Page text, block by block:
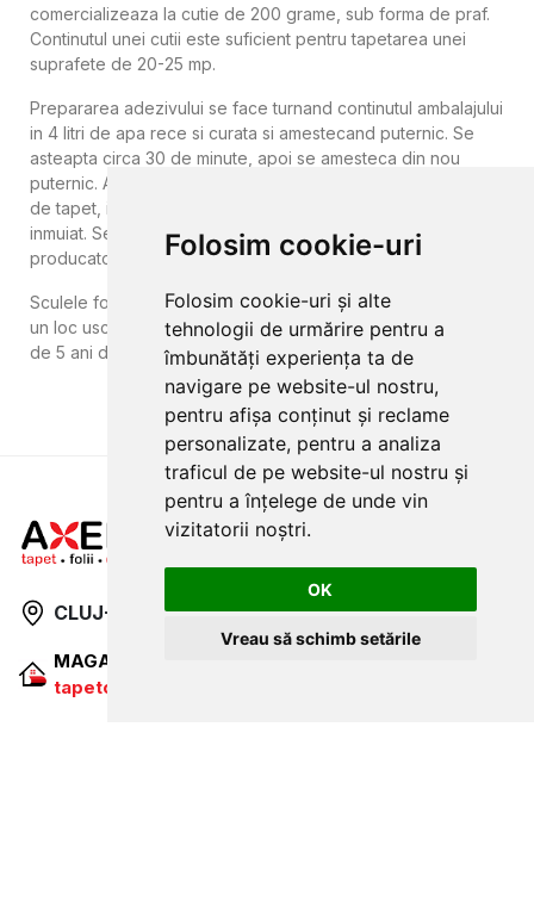
Folosim cookie-uri
Folosim cookie-uri și alte
tehnologii de urmărire pentru a
îmbunătăți experiența ta de
navigare pe website-ul nostru,
pentru afișa conținut și reclame
personalizate, pentru a analiza
traficul de pe website-ul nostru și
pentru a înțelege de unde vin
vizitatorii noștri.
OK
Vreau să schimb setările
comercializeaza la cutie de 200 grame, sub forma de praf.
Continutul unei cutii este suficient pentru tapetarea unei
suprafete de 20-25 mp.
Prepararea adezivului se face turnand continutul ambalajului
in 4 litri de apa rece si curata si amestecand puternic. Se
asteapta circa 30 de minute, apoi se amesteca din nou
puternic. Adezivul astfel obtinut se aplica cu o rola pe fasiile
de tapet, iar apoi fasiie se cor indoi in doua si se vor lasa la
inmuiat. Se vor respecta instructiunile de montaj ale
producatorilor de tapet.
Sculele folosite se vor curata cu apa. Se depoziteaza intr-
un loc uscat. Termenul de valabilitate al acestui adeziv este
de 5 ani de la data fabricatiei.
CLUJ-NAPOCA stradaTraian, nr. 86-88
MAGAZIN ONLINE
tapetcugarantie.ro